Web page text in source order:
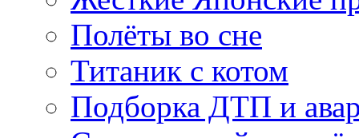
Полёты во сне
Титаник с котом
Подборка ДТП и